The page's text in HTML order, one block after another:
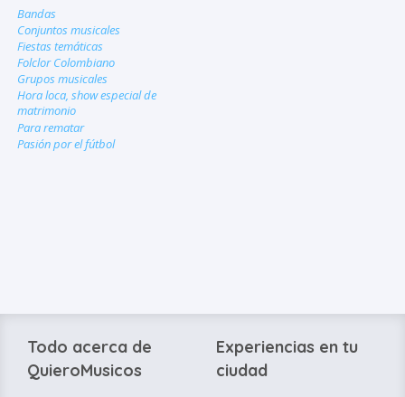
Bandas
Conjuntos musicales
Fiestas temáticas
Folclor Colombiano
Grupos musicales
Hora loca, show especial de
matrimonio
Para rematar
Pasión por el fútbol
Todo acerca de
QuieroMusicos
Experiencias en tu
ciudad